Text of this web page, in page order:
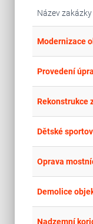
Název zakázky
Modernizace